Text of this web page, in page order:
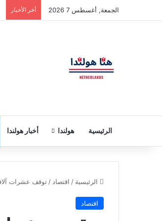
الجمعة, أغسطس 7 2026 أخر الأخبار
الرئيسية هولندا أخبار هولندا
الرئيسية / اقتصاد / توقف عشرات
اقتصاد